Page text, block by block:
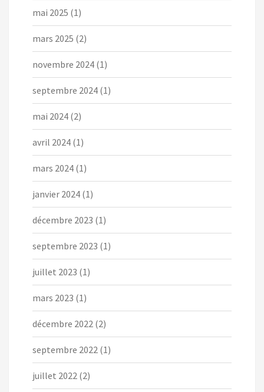
mai 2025 (1)
mars 2025 (2)
novembre 2024 (1)
septembre 2024 (1)
mai 2024 (2)
avril 2024 (1)
mars 2024 (1)
janvier 2024 (1)
décembre 2023 (1)
septembre 2023 (1)
juillet 2023 (1)
mars 2023 (1)
décembre 2022 (2)
septembre 2022 (1)
juillet 2022 (2)